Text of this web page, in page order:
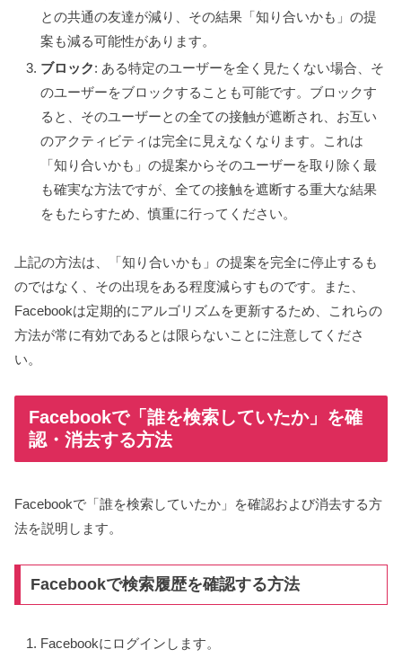
との共通の友達が減り、その結果「知り合いかも」の提
案も減る可能性があります。
ブロック: ある特定のユーザーを全く見たくない場合、そ
のユーザーをブロックすることも可能です。ブロックす
ると、そのユーザーとの全ての接触が遮断され、お互い
のアクティビティは完全に見えなくなります。これは
「知り合いかも」の提案からそのユーザーを取り除く最
も確実な方法ですが、全ての接触を遮断する重大な結果
をもたらすため、慎重に行ってください。
上記の方法は、「知り合いかも」の提案を完全に停止するも
のではなく、その出現をある程度減らすものです。また、
Facebookは定期的にアルゴリズムを更新するため、これらの
方法が常に有効であるとは限らないことに注意してくださ
い。
Facebookで「誰を検索していたか」を確
認・消去する方法
Facebookで「誰を検索していたか」を確認および消去する方
法を説明します。
Facebookで検索履歴を確認する方法
Facebookにログインします。